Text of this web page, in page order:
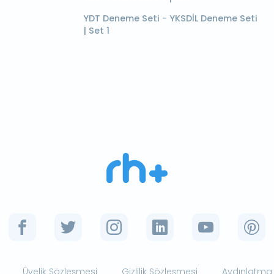
YDT Deneme Seti - YKSDİL Deneme Seti
| Set 1
Üyelik Sözleşmesi Gizlilik Sözleşmesi